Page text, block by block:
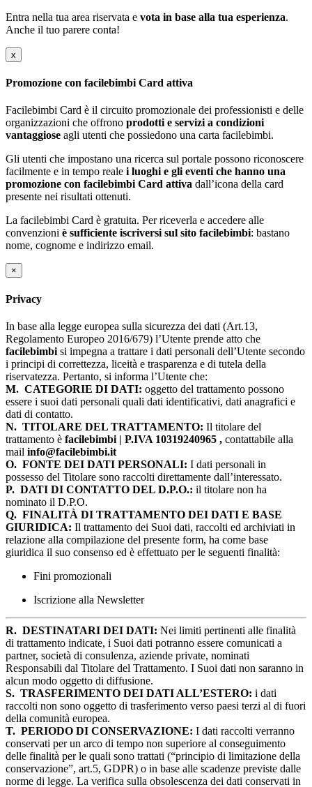
Entra nella tua area riservata e vota in base alla tua esperienza.
Anche il tuo parere conta!
x
Promozione con facilebimbi Card attiva
Facilebimbi Card è il circuito promozionale dei professionisti e delle
organizzazioni che offrono prodotti e servizi a condizioni
vantaggiose agli utenti che possiedono una carta facilebimbi.
Gli utenti che impostano una ricerca sul portale possono riconoscere
facilmente e in tempo reale i luoghi e gli eventi che hanno una
promozione con facilebimbi Card attiva dall’icona della card
presente nei risultati ottenuti.
La facilebimbi Card è gratuita. Per riceverla e accedere alle
convenzioni è sufficiente iscriversi sul sito facilebimbi: bastano
nome, cognome e indirizzo email.
×
Privacy
In base alla legge europea sulla sicurezza dei dati (Art.13,
Regolamento Europeo 2016/679) l’Utente prende atto che
facilebimbi si impegna a trattare i dati personali dell’Utente secondo
i principi di correttezza, liceità e trasparenza e di tutela della
riservatezza. Pertanto, si informa l’Utente che:
M. CATEGORIE DI DATI: oggetto del trattamento possono
essere i suoi dati personali quali dati identificativi, dati anagrafici e
dati di contatto.
N. TITOLARE DEL TRATTAMENTO: Il titolare del
trattamento è facilebimbi | P.IVA 10319240965 , contattabile alla
mail info@facilebimbi.it
O. FONTE DEI DATI PERSONALI: I dati personali in
possesso del Titolare sono raccolti direttamente dall’interessato.
P. DATI DI CONTATTO DEL D.P.O.: il titolare non ha
nominato il D.P.O.
Q. FINALITÀ DI TRATTAMENTO DEI DATI E BASE
GIURIDICA: Il trattamento dei Suoi dati, raccolti ed archiviati in
relazione alla compilazione del presente form, ha come base
giuridica il suo consenso ed è effettuato per le seguenti finalità:
Fini promozionali
Iscrizione alla Newsletter
R. DESTINATARI DEI DATI: Nei limiti pertinenti alle finalità
di trattamento indicate, i Suoi dati potranno essere comunicati a
partner, società di consulenza, aziende private, nominati
Responsabili dal Titolare del Trattamento. I Suoi dati non saranno in
alcun modo oggetto di diffusione.
S. TRASFERIMENTO DEI DATI ALL’ESTERO: i dati
raccolti non sono oggetto di trasferimento verso paesi terzi al di fuori
della comunità europea.
T. PERIODO DI CONSERVAZIONE: I dati raccolti verranno
conservati per un arco di tempo non superiore al conseguimento
delle finalità per le quali sono trattati (“principio di limitazione della
conservazione”, art.5, GDPR) o in base alle scadenze previste dalle
norme di legge. La verifica sulla obsolescenza dei dati conservati in